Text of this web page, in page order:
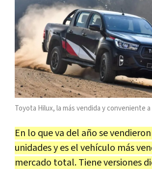
Toyota Hilux, la más vendida y conveniente a
En lo que va del año se
unidades y es el vehículo más
mercado total. Tiene versiones